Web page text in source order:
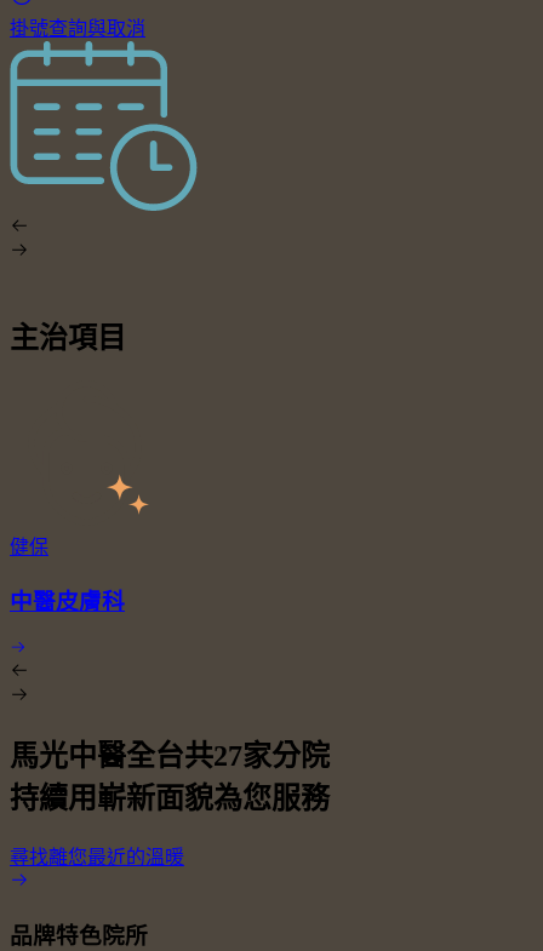
掛號查詢與取消
主治項目
健保
中醫皮膚科
馬光中醫全台共27家分院
持續用嶄新面貌為您服務
尋找離您最近的溫暖
品牌特色院所